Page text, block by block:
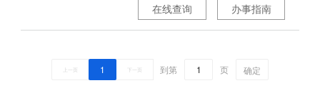
办事指南
在线查询
上一页 1 下一页 到第 页 确定